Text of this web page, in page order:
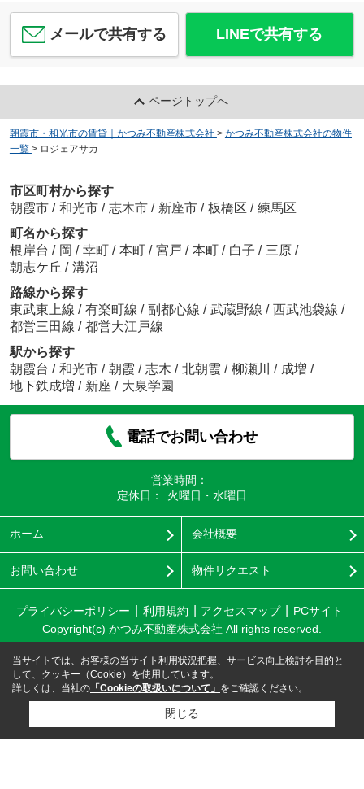
メールで共有する LINEで共有する
ページトップへ
朝霞市・和光市の賃貸｜かつみ不動産株式会社 > かつみ不動産株式会社の物件
一覧 > ロジェアサカ
市区町村から探す
朝霞市 / 和光市 / 志木市 / 新座市 / 板橋区 / 練馬区
町名から探す
根岸台 / 岡 / 幸町 / 本町 / 宮戸 / 本町 / 白子 / 三原 /
朝志ケ丘 / 溝沼
路線から探す
東武東上線 / 有楽町線 / 副都心線 / 武蔵野線 / 西武池袋線 /
都営三田線 / 都営大江戸線
駅から探す
朝霞台 / 和光市 / 朝霞 / 志木 / 北朝霞 / 柳瀬川 / 成増 /
地下鉄成増 / 新座 / 大泉学園
電話でお問い合わせ
営業時間：
定休日：
火曜日・水曜日
ホーム 会社概要
お問い合わせ 物件リクエスト
プライバシーポリシー 利用規約 アクセスマップ
PCサイト
Copyright(c) かつみ不動産株式会社 All rights reserved.
当サイトでは、お客様の当サイト利用状況把握、サービス向上検討を目的と
して、クッキー（Cookie）を使用しています。
詳しくは、当社の 「Cookieの取扱いについて」 をご確認ください。
閉じる